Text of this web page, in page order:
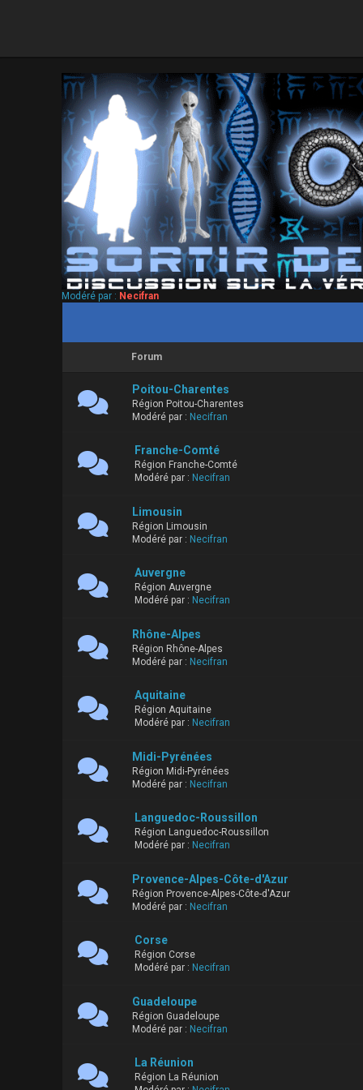
Modéré par : Necifran
Forum
Poitou-Charentes
Région Poitou-Charentes
Modéré par : Necifran
Franche-Comté
Région Franche-Comté
Modéré par : Necifran
Limousin
Région Limousin
Modéré par : Necifran
Auvergne
Région Auvergne
Modéré par : Necifran
Rhône-Alpes
Région Rhône-Alpes
Modéré par : Necifran
Aquitaine
Région Aquitaine
Modéré par : Necifran
Midi-Pyrénées
Région Midi-Pyrénées
Modéré par : Necifran
Languedoc-Roussillon
Région Languedoc-Roussillon
Modéré par : Necifran
Provence-Alpes-Côte-d'Azur
Région Provence-Alpes-Côte-d'Azur
Modéré par : Necifran
Corse
Région Corse
Modéré par : Necifran
Guadeloupe
Région Guadeloupe
Modéré par : Necifran
La Réunion
Région La Réunion